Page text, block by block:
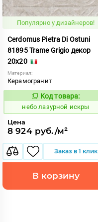
Популярно у дизайнеров!
Cerdomus Pietra Di Ostuni
81895 Trame Grigio декор
20x20
Материал:
Керамогранит
1114534
Код товара:
небо лазурной искры
Цена
8 924 руб./м²
Заказ в 1 клик
В корзину